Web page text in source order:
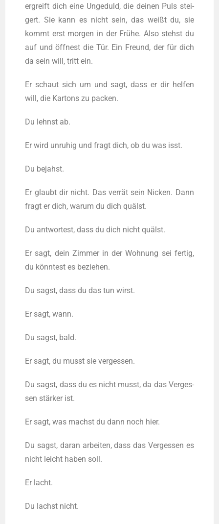
ergreift dich eine Unge­duld, die dei­nen Puls stei­
gert. Sie kann es nicht sein, das weißt du, sie
kommt erst mor­gen in der Frü­he. Also stehst du
auf und öff­nest die Tür. Ein Freund, der für dich
da sein will, tritt ein.
Er schaut sich um und sagt, dass er dir hel­fen
will, die Kar­tons zu packen.
Du lehnst ab.
Er wird unru­hig und fragt dich, ob du was isst.
Du bejahst.
Er glaubt dir nicht. Das ver­rät sein Nicken. Dann
fragt er dich, war­um du dich quälst.
Du ant­wor­test, dass du dich nicht quälst.
Er sagt, dein Zim­mer in der Woh­nung sei fer­tig,
du könn­test es beziehen.
Du sagst, dass du das tun wirst.
Er sagt, wann.
Du sagst, bald.
Er sagt, du musst sie vergessen.
Du sagst, dass du es nicht musst, da das Ver­ges­
sen stär­ker ist.
Er sagt, was machst du dann noch hier.
Du sagst, dar­an arbei­ten, dass das Ver­ges­sen es
nicht leicht haben soll.
Er lacht.
Du lachst nicht.